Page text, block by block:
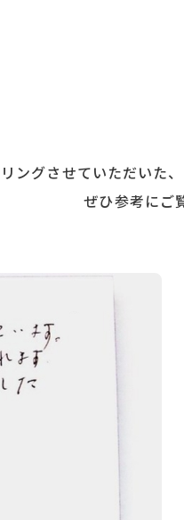
ングさせていただいた
ぜひ参考にご